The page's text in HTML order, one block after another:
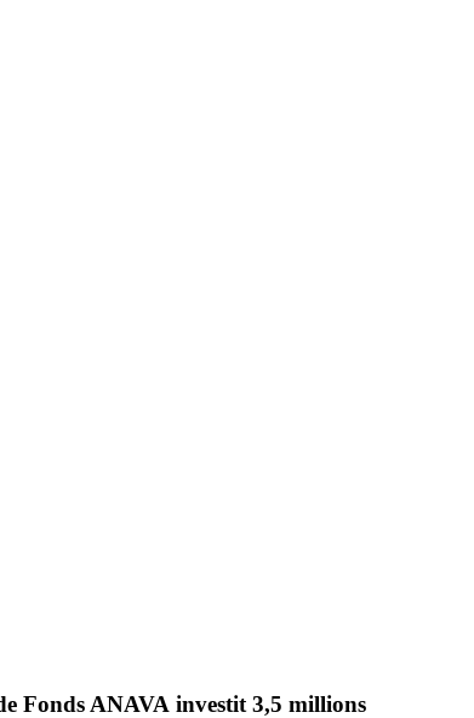
Fonds ANAVA investit 3,5 millions